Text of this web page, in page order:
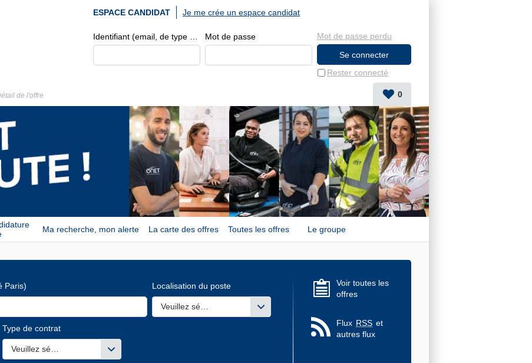
ESPACE CANDIDAT
Mot de passe
Rester connecté
Mot de passe perdu
Je me crée un espace candidat
de l'offre 0
Ma recherche, mon alerte La carte des offres Toutes les offres Le groupe
Paris) Localisation du poste
Veuillez sélectionner une ou des valeurs
valeurs
Type de contrat
Veuillez sélectionner une ou des valeurs
Voir toutes les
offres
Flux RSS et
autres flux